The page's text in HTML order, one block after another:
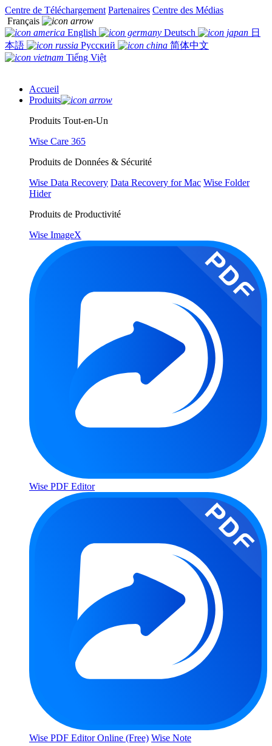
Centre de Téléchargement Partenaires Centre des Médias
Français
English
Deutsch
日
本語
Русский
简体中文
Tiếng Việt
Accueil
Produits
Produits Tout-en-Un
Wise Care 365
Produits de Données & Sécurité
Wise Data Recovery Data Recovery for Mac Wise Folder
Hider
Produits de Productivité
Wise ImageX
Wise PDF Editor
Wise PDF Editor Online (Free) Wise Note